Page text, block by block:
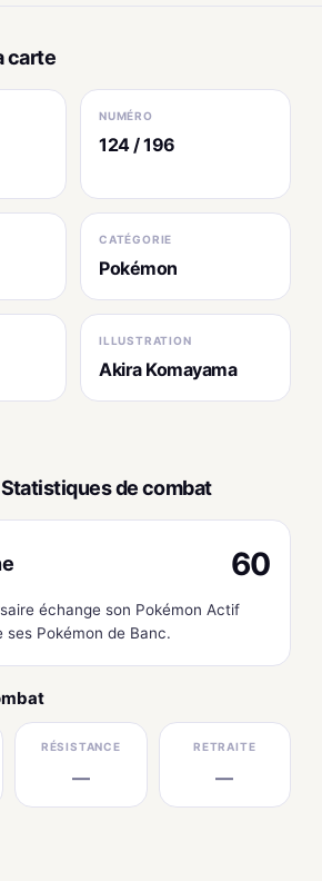
carte
NUMÉRO
124 / 196
CATÉGORIE
Pokémon
ILLUSTRATION
Akira Komayama
de combat
60
échange son Pokémon Actif
ses Pokémon de Banc.
RÉSISTANCE
—
RETRAITE
—